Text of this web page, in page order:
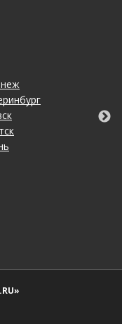
Челны
Новгород
Петербург